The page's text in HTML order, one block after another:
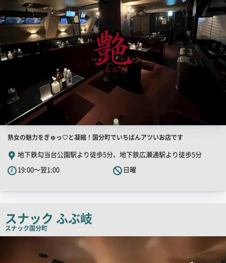
像
店
舗
PR
キ
コ
ピ
熟女の魅力をぎゅっ♡と凝縮！国分町でいちばんアツいお店です
地下鉄勾当台公園駅より徒歩5分、地下鉄広瀬通駅より徒歩5分
19:00～翌1:00
日曜
スナック ふぶ岐
スナック国分町
店